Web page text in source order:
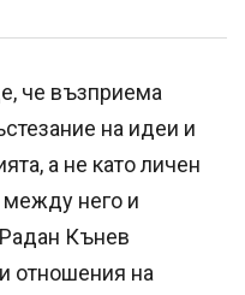
че възприема
на идеи и
а не като личен
между него и
Кънев
отношения на